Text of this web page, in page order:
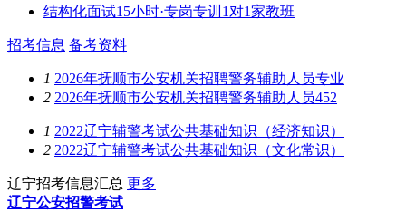
结构化面试15小时·专岗专训1对1家教班
招考信息 备考资料
1 2026年抚顺市公安机关招聘警务辅助人员专业
2 2026年抚顺市公安机关招聘警务辅助人员452
1 2022辽宁辅警考试公共基础知识（经济知识）
2 2022辽宁辅警考试公共基础知识（文化常识）
辽宁招考信息汇总 更多
辽宁公安招警考试